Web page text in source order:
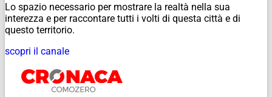
Lo spazio necessario per mostrare la realtà nella sua
interezza e per raccontare tutti i volti di questa città e di
questo territorio.
scopri il canale